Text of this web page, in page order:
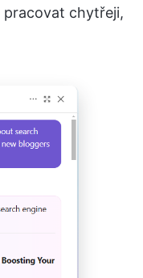
pracovat chytřeji,